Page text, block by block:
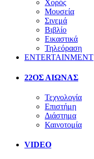
Χορός
Μουσεία
Σινεμά
Βιβλίο
Εικαστικά
Τηλεόραση
ENTERTAINMENT
22ΟΣ ΑΙΩΝΑΣ
Τεχνολογία
Επιστήμη
Διάστημα
Καινοτομία
VIDEO